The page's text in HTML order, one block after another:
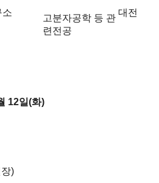
소
고분자공학 등 관
련전공
대전
12일(화)
)